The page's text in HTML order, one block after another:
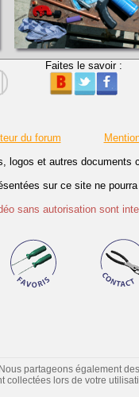
Faites le savoir :
du forum
logos et autres documents
sur ce site ne
sans autorisation sont
partageons également
lors de votre